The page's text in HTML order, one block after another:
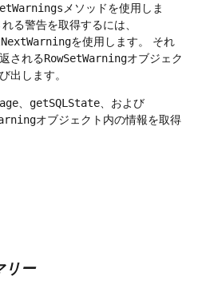
メソッドを使用しま
る警告を取得するには、
を使用します。
それ
されるRowSetWarningオブジェク
出します。
、 getSQLState、および
オブジェクト内の情報を取得
リー